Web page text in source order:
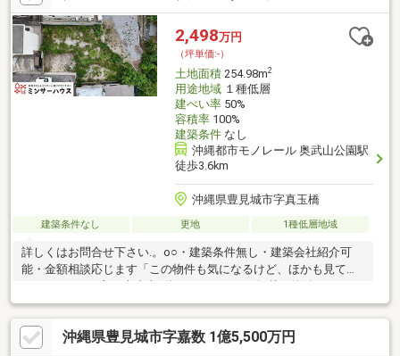
2,498万円
（坪単価:-）
土地面積254.98m2
用途地域１種低層
建ぺい率50%
容積率100%
建築条件なし
沖縄都市モノレール 奥武山公園駅
徒歩3.6km
沖縄県豊見城市字真玉橋
建築条件なし 更地 1種低層地域
詳しくはお問合せ下さい.。o○・建築条件無し・建築会社紹介可
能・金額相談応じます「この物件も気になるけど、ほかも見てみ
めてご案内できます♪1日に複数の物件をまとめてご案内可能で
す。お気軽にご相談ください♪
沖縄県豊見城市字嘉数 1億5,500万円